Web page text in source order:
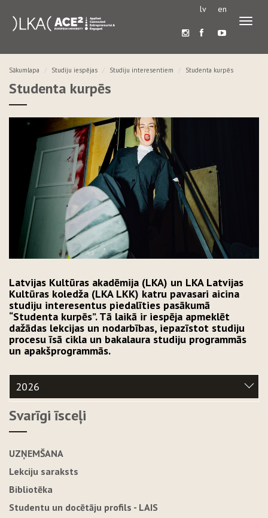
lv en
Sākumlapa Studiju iespējas Studiju interesentiem Studenta kurpēs
Studenta kurpēs
Latvijas Kultūras akadēmija (LKA) un LKA Latvijas
Kultūras koledža (LKA LKK) katru pavasari aicina
studiju interesentus piedalīties pasākumā
“Studenta kurpēs”. Tā laikā ir iespēja apmeklēt
dažādas lekcijas un nodarbības, iepazīstot studiju
procesu īsā cikla un bakalaura studiju programmās
un apakšprogrammās.
2026
Svarīgi īsceļi
UZŅEMŠANA
Lekciju saraksts
Bibliotēka
Studentu un docētāju profils - LAIS